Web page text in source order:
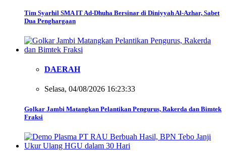
Tim Syarhil SMA IT Ad-Dhuha Bersinar di Diniyyah Al-Azhar, Sabet
Dua Penghargaan
DAERAH
Selasa, 04/08/2026 16:23:33
Golkar Jambi Matangkan Pelantikan Pengurus, Rakerda dan Bimtek
Fraksi